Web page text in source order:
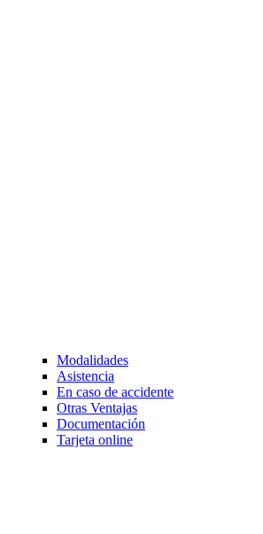
Modalidades
Asistencia
En caso de accidente
Otras Ventajas
Documentación
Tarjeta online